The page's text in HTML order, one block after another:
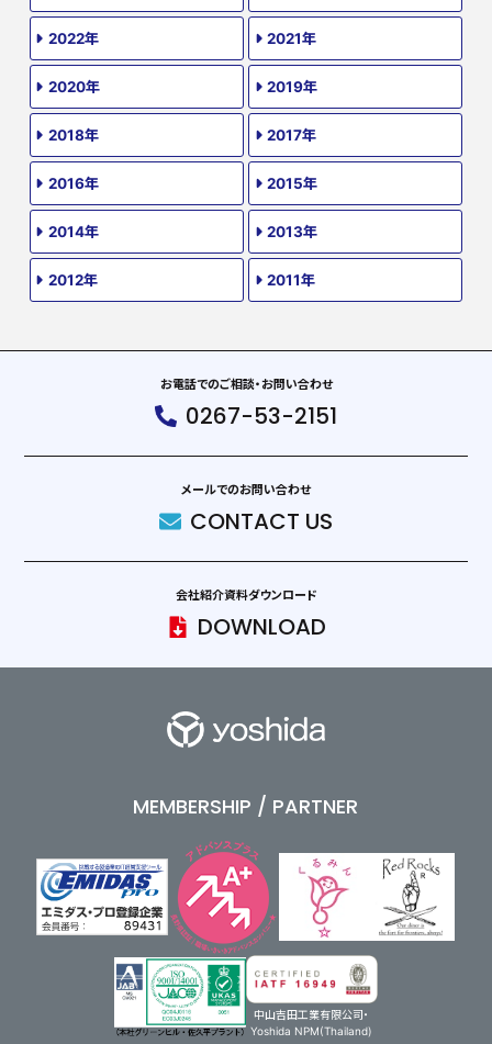
2022年 2021年
2020年 2019年
2018年 2017年
2016年 2015年
2014年 2013年
2012年 2011年
お電話でのご相談・お問い合わせ
0267-53-2151
メールでのお問い合わせ
CONTACT US
会社紹介資料ダウンロード
DOWNLOAD
MEMBERSHIP / PARTNER
中山吉田工業有限公司・
Yoshida NPM(Thailand)